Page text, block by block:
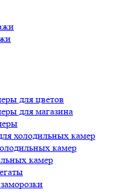
для цветов
для магазина
холодильных камер
камер
камер